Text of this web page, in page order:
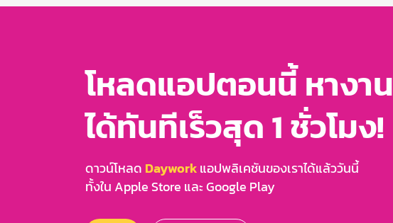
โหลดแอปตอนนี้ หางาน
ได้ทันทีเร็วสุด 1 ชั่วโมง!
ดาวน์โหลด Dayworkแอปพลิเคชันของเราได้แล้ววันนี้
ทั้งใน Apple Store และ Google Play